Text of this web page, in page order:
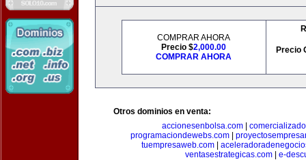
COMPRAR AHORA
Precio $2,000.00
COMPRAR AHORA
Precio
Otros dominios en venta:
accionesenbolsa.com
programaciondewebs.com
tuempresaweb.com
ventasestrategicas.com| e-